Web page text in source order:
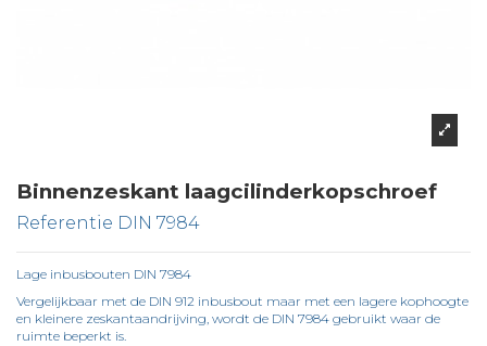
Binnenzeskant laagcilinderkopschroef
Referentie DIN 7984
Lage inbusbouten DIN 7984
Vergelijkbaar met de DIN 912 inbusbout maar met een lagere kophoogte
en kleinere zeskantaandrijving, wordt de DIN 7984 gebruikt waar de
ruimte beperkt is.